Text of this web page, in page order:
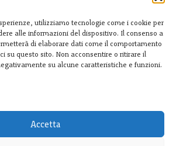
utilizziamo tecnologie come i cookie per
alle informazioni del dispositivo. Il consenso a
di elaborare dati come il comportamento
su questo sito. Non acconsentire o ritirare il
su alcune caratteristiche e funzioni.
Accetta
20122 Milano - Italia
T. +39 02 781933
F. + 39 02 76392030
p.i. 12520270153